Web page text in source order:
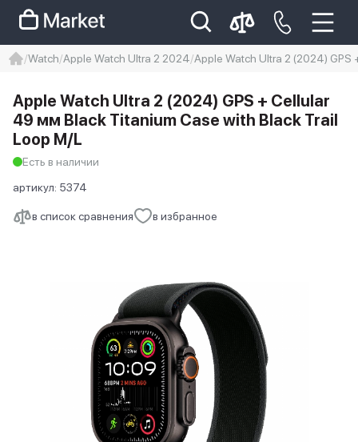
Iphone 14 pro max
айфон 14
Watch Apple Watch Ultra 2 2024 Apple Watch Ultra 2 (2024)
в список сравнения в избранное
Apple Watch Ultra 2 (2024) GPS + Cellular
49 мм Black Titanium Case with Black Trail
Loop M/L
Есть в наличии
артикул: 5374